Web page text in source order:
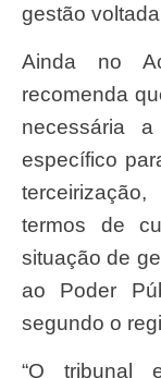
gestão
Ainda no Acórdão n. 3239/13, o TCU
recomenda
necessária
específico
termos de
situação de
ao Poder
segundo o
“O tribunal entende que a ausência de